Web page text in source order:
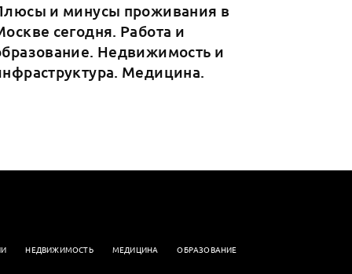
и минусы проживания в
сегодня. Работа и
Недвижимость и
Медицина.
НЕДВИЖИМОСТЬ МЕДИЦИНА
ОБРАЗОВАНИЕ